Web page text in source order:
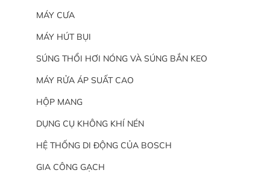
MÁY CƯA
MÁY HÚT BỤI
SÚNG THỔI HƠI NÓNG VÀ SÚNG BẮN KEO
MÁY RỬA ÁP SUẤT CAO
HỘP MANG
DỤNG CỤ KHÔNG KHÍ NÉN
HỆ THỐNG DI ĐỘNG CỦA BOSCH
GIA CÔNG GẠCH